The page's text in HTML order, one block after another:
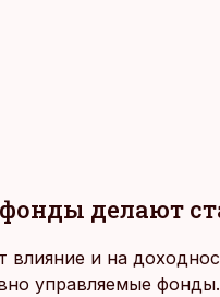
делают
влияние и на
управляемые